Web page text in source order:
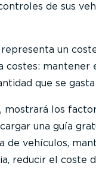
de sus
un
costes:
que se
los
una guía
vehículos,
reducir el coste